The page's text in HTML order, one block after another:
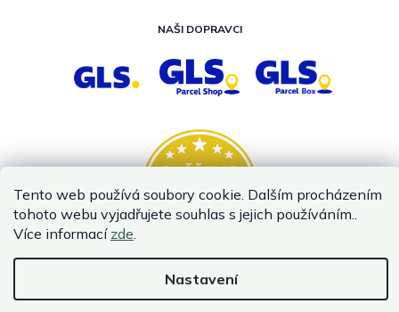
Tento web používá soubory cookie. Dalším procházením
tohoto webu vyjadřujete souhlas s jejich používáním..
Více informací zde.
Nastavení
NAŠI DOPRAVCI